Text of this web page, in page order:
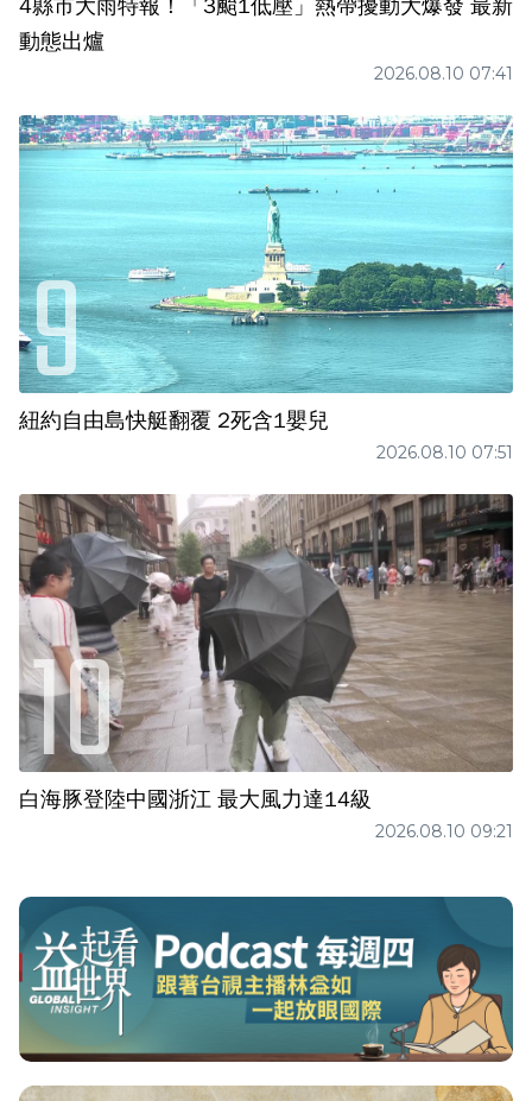
4縣市大雨特報！「3颱1低壓」熱帶擾動大爆發 最新
動態出爐
2026.08.10 07:41
紐約自由島快艇翻覆 2死含1嬰兒
2026.08.10 07:51
白海豚登陸中國浙江 最大風力達14級
2026.08.10 09:21